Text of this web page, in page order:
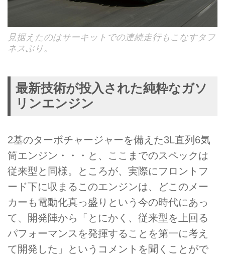
見据えたのはサーキットでの連続走行もこなすタフ
ネスぶり。
最新技術が投入された純粋なガソ
リンエンジン
2基のターボチャージャーを備えた3L直列6気
筒エンジン・・・と、ここまでのスペックは
従来型と同様。ところが、実際にフロントフ
ード下に収まるこのエンジンは、どこのメー
カーも電動化真っ盛りという今の時代にあっ
て、開発陣から「とにかく、従来型を上回る
パフォーマンスを発揮することを第一に考え
て開発した」というコメントを聞くことがで